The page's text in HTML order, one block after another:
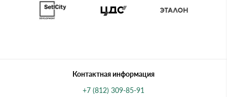
Контактная информация
+7 (812) 309-85-91